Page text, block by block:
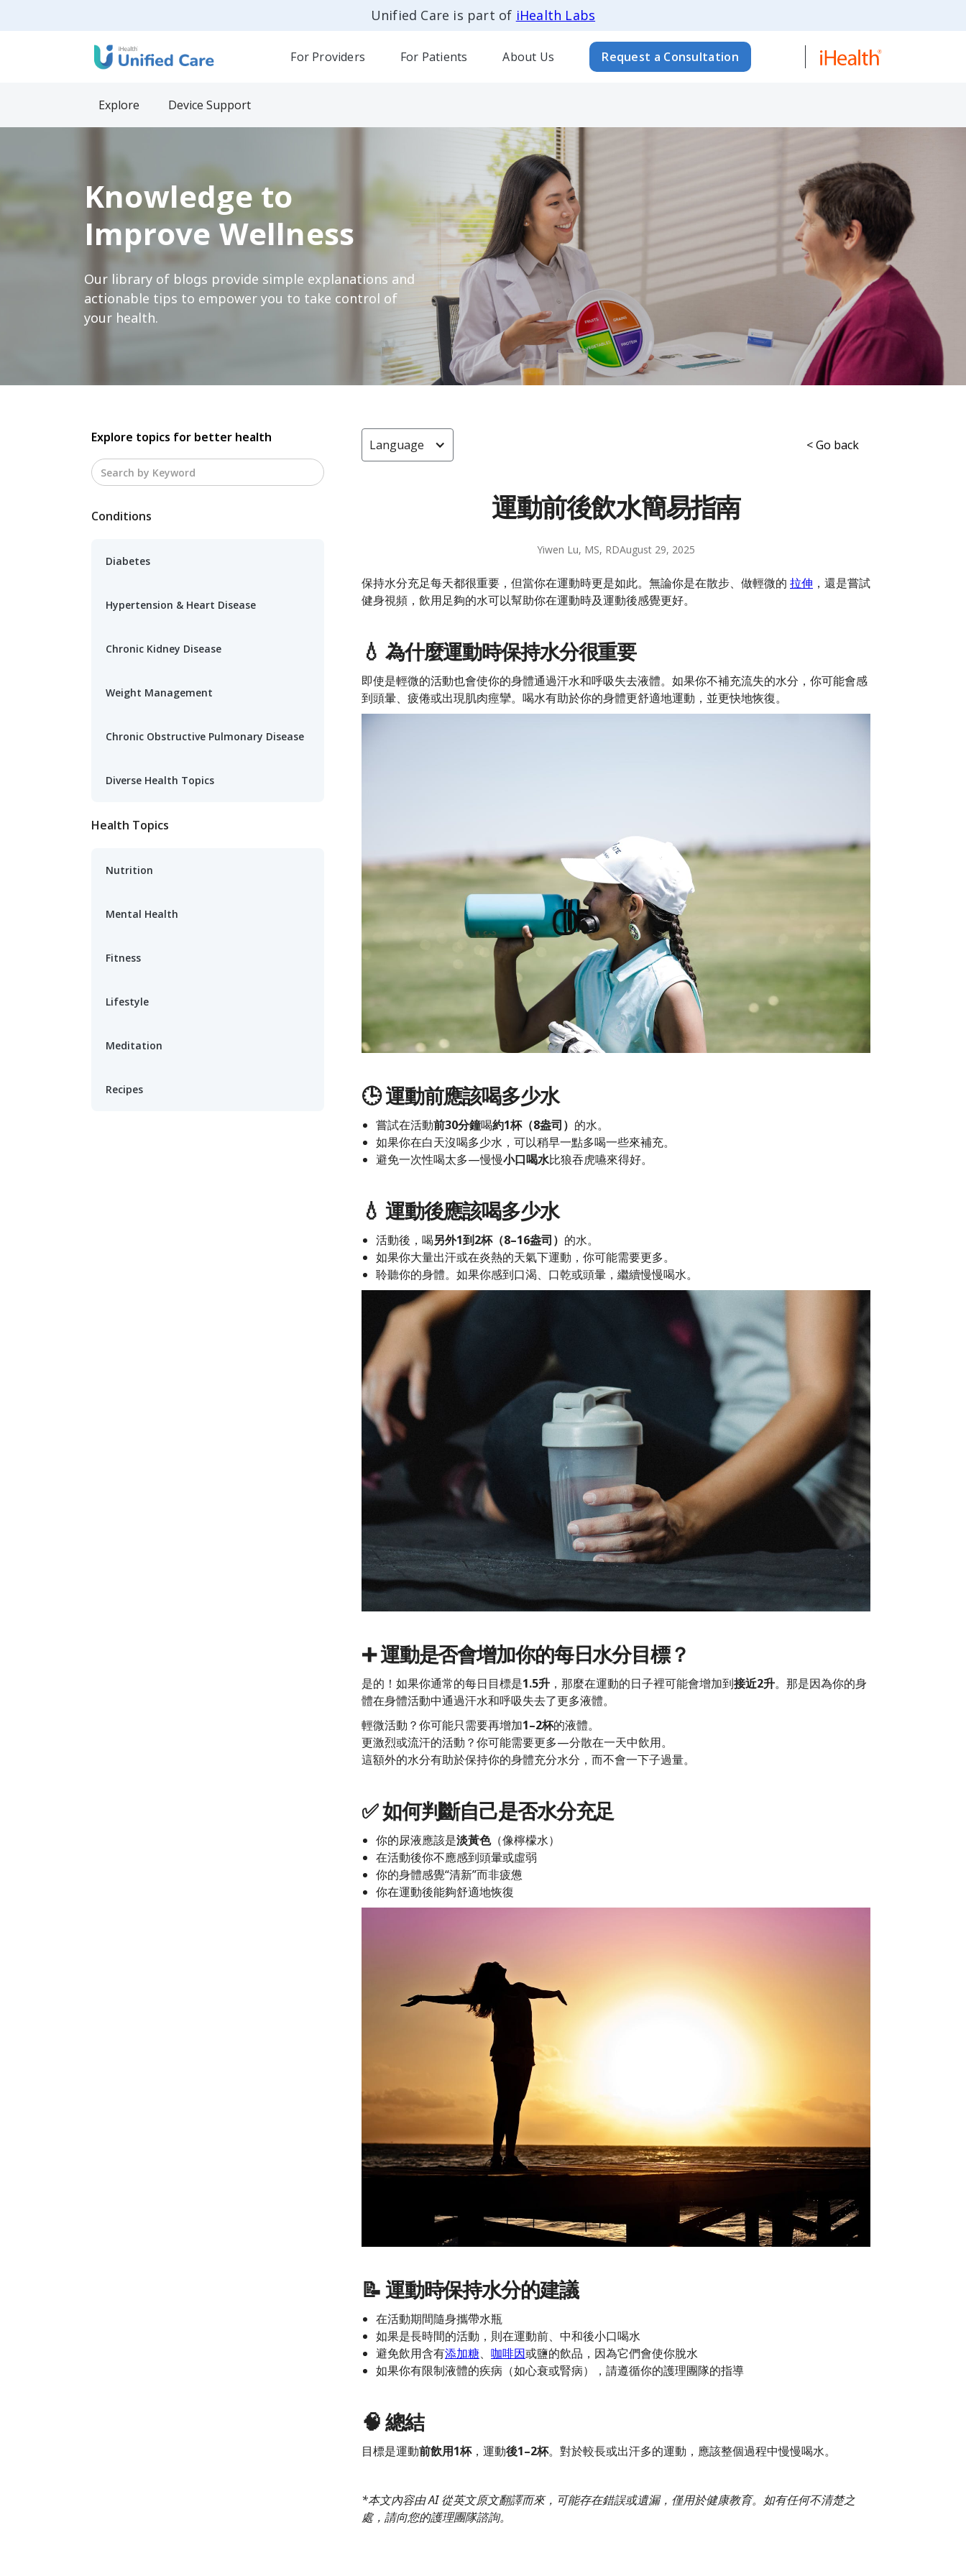
Unified Care is part of iHealth Labs
For Providers For Patients About Us Request a Consultation
Explore Device Support
Knowledge to
Improve Wellness
Our library of blogs provide simple explanations and
actionable tips to empower you to take control of
your health.
Explore topics for better health
Conditions
Diabetes
Hypertension & Heart Disease
Chronic Kidney Disease
Weight Management
Chronic Obstructive Pulmonary Disease
Diverse Health Topics
Health Topics
Nutrition
Mental Health
Fitness
Lifestyle
Meditation
Recipes
Language < Go back
運動前後飲水簡易指南
Yiwen Lu, MS, RDAugust 29, 2025
保持水分充足每天都很重要，但當你在運動時更是如此。無論你是在散步、做輕微的 拉伸 ，還是嘗試
健身視頻，飲用足夠的水可以幫助你在運動時及運動後感覺更好。
💧 為什麼運動時保持水分很重要
即使是輕微的活動也會使你的身體通過汗水和呼吸失去液體。如果你不補充流失的水分，你可能會感
到頭暈、疲倦或出現肌肉痙攣。喝水有助於你的身體更舒適地運動，並更快地恢復。
🕒 運動前應該喝多少水
嘗試在活動前30分鐘喝約1杯（8盎司） 的水。
如果你在白天沒喝多少水，可以稍早一點多喝一些來補充。
避免一次性喝太多—慢慢小口喝水比狼吞虎嚥來得好。
💧 運動後應該喝多少水
活動後，喝另外1到2杯（8–16盎司） 的水。
如果你大量出汗或在炎熱的天氣下運動，你可能需要更多。
聆聽你的身體。如果你感到口渴、口乾或頭暈，繼續慢慢喝水。
➕ 運動是否會增加你的每日水分目標？
是的！如果你通常的每日目標是1.5升，那麼在運動的日子裡可能會增加到接近2升。那是因為你的身
體在身體活動中通過汗水和呼吸失去了更多液體。
輕微活動？你可能只需要再增加1–2杯的液體。
更激烈或流汗的活動？你可能需要更多—分散在一天中飲用。
這額外的水分有助於保持你的身體充分水分，而不會一下子過量。
✅ 如何判斷自己是否水分充足
你的尿液應該是淡黃色（像檸檬水）
在活動後你不應感到頭暈或虛弱
你的身體感覺“清新”而非疲憊
你在運動後能夠舒適地恢復
📝 運動時保持水分的建議
在活動期間隨身攜帶水瓶
如果是長時間的活動，則在運動前、中和後小口喝水
避免飲用含有添加糖、 咖啡因或鹽的飲品，因為它們會使你脫水
如果你有限制液體的疾病（如心衰或腎病），請遵循你的護理團隊的指導
🧠 總結
目標是運動前飲用1杯，運動後1–2杯。對於較長或出汗多的運動，應該整個過程中慢慢喝水。
*本文內容由 AI 從英文原文翻譯而來，可能存在錯誤或遺漏，僅用於健康教育。如有任何不清楚之
處，請向您的護理團隊諮詢。